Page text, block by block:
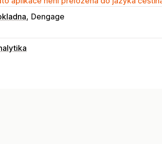
Dengage